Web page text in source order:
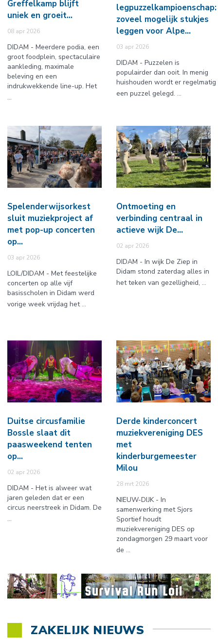
Greffelkamp blijft
uniek en groeit…
08 apr 2026
DIDAM - Meerdere podia, een
groot foodplein, spectaculaire
aankleding, maximale
beleving en een
indrukwekkende line-up. Het
...
legpuzzelkampioenschap:
zoveel mogelijk stukjes
leggen voor Alpe…
03 apr 2026
DIDAM - Puzzelen is
populairder dan ooit. In menig
huishouden wordt er regelmatig
een puzzel gelegd. ...
Spelenderwijsorkest
sluit muziekproject af
met pop-up concerten
op…
03 apr 2026
LOIL/DIDAM - Met feestelijke
concerten op alle vijf
basisscholen in Didam werd
vorige week vrijdag het...
Ontmoeting en
verbinding centraal in
actieve wijk De…
02 apr 2026
DIDAM - In wijk De Ziep in
Didam stond zaterdag alles in
het teken van gezelligheid, ...
Duitse circusfamilie
Bossle slaat dit
paasweekend tenten
op…
02 apr 2026
DIDAM - Het is alweer wat
jaren geleden dat er een
circus neerstreek in Didam. De
...
Derde kinderconcert
muziekvereniging DES
met
kinderburgemeester
Milou
28 mrt 2026
NIEUW-DIJK - In
samenwerking met Sjors
Sportief houdt
muziekvereniging DES op
zondagmorgen 29 maart voor
de ...
ZAKELIJK NIEUWS